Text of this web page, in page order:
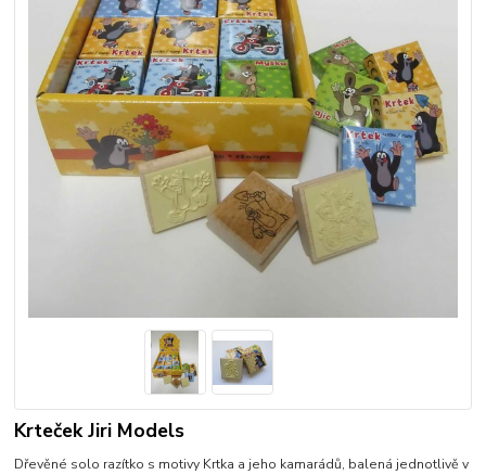
Krteček Jiri Models
Dřevěné solo razítko s motivy Krtka a jeho kamarádů, balená jednotlivě v